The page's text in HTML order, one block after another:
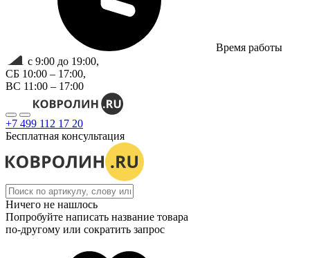
Время работы
с 9:00 до 19:00,
СБ 10:00 – 17:00,
ВС 11:00 – 17:00
+7 499 112 17 20
Бесплатная консультация
Ничего не нашлось
Попробуйте написать название товара
по-другому или сократить запрос